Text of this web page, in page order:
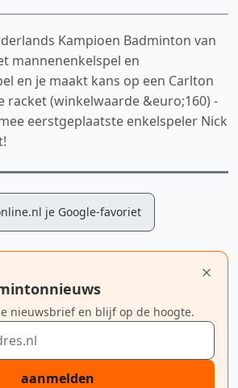
Kampioen Badminton van
mannenenkelspel en
en je maakt kans op een Carlton
racket (winkelwaarde &euro;160) -
eerstgeplaatste enkelspeler Nick
je Google-favoriet
nieuwsbrief en blijf op de hoogte.
aanmelden